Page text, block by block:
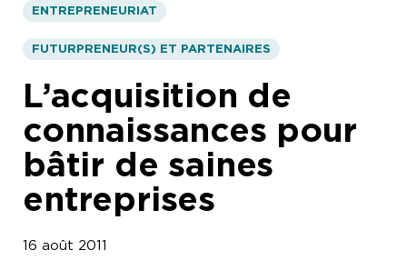
ENTREPRENEURIAT
FUTURPRENEUR(S) ET PARTENAIRES
L’acquisition de
connaissances pour
bâtir de saines
entreprises
16 août 2011